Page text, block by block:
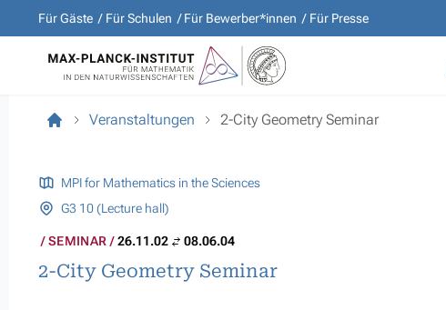
Für Gäste Für Schulen Für Bewerber*innen Für Presse
Veranstaltungen 2-City Geometry Seminar
MPI for Mathematics in the Sciences
G3 10 (Lecture hall)
SEMINAR 26.11.02 08.06.04
2-City Geometry Seminar